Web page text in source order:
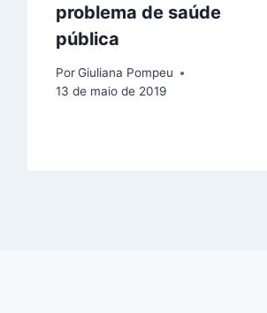
problema de saúde
pública
Por Giuliana Pompeu
13 de maio de 2019